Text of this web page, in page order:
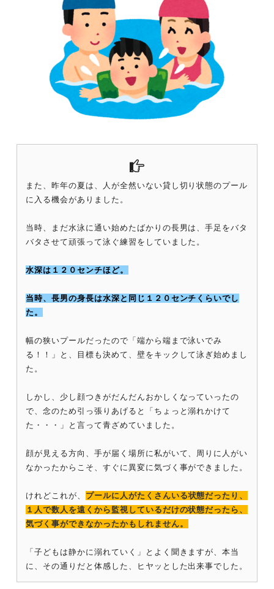
また、昨年の夏は、人が全然いない貸し切り状態のプール
に入る機会がありました。
当時、まだ水泳に通い始めたばかりの長男は、手足をバタ
バタさせて頑張って泳ぐ練習をしていました。
水深は１２０センチほど。
当時、長男の身長は水深と同じ１２０センチくらいでし
た。
幅の狭いプールだったので「端から端まで泳いでみ
る！！」と、目標も決めて、壁をキックして泳ぎ始めまし
た。
しかし、少し顔つきがだんだんおかしくなっていったの
で、念のため引っ張りあげると「ちょっと溺れかけて
た・・・」と言って青ざめていました。
顔が見える方向、手が届く場所に私がいて、周りに人がい
なかったからこそ、すぐに異変に気づく事ができました。
けれどこれが、 プールに人がたくさんいる状態だったり、
１人で数人を遠くから監視しているだけの状態だったら、
気づく事ができなかったかもしれません。
「子どもは静かに溺れていく」とよく聞きますが、本当
に、その通りだと体感した、ヒヤッとした出来事でした。